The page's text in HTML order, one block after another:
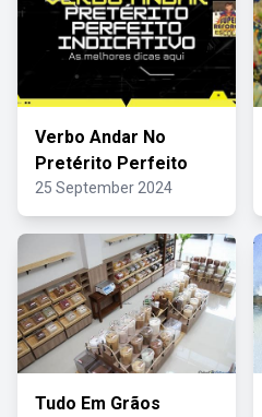
Verbo Andar No
Pretérito Perfeito
25 September 2024
Tudo Em Grãos